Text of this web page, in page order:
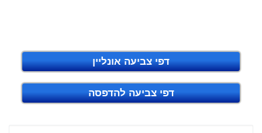
דפי צביעה אונליין
דפי צביעה להדפסה